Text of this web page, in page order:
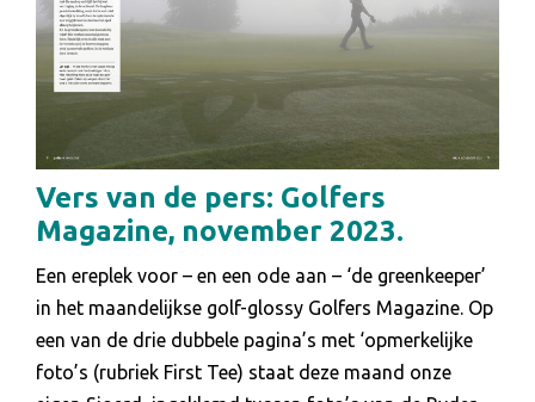
Vers van de pers: Golfers
Magazine, november 2023.
Een ereplek voor – en een ode aan – ‘de greenkeeper’
in het maandelijkse golf-glossy Golfers Magazine. Op
een van de drie dubbele pagina’s met ‘opmerkelijke
foto’s (rubriek First Tee) staat deze maand onze